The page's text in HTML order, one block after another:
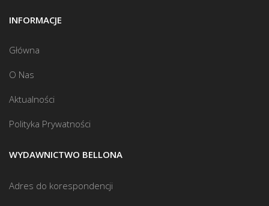
INFORMACJE
Główna
O Nas
Aktualności
Polityka Prywatności
WYDAWNICTWO BELLONA
Adres do korespondencji